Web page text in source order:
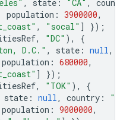
, state : "CA" , country
population : 3900000,
, "socal" ]
});
, "DC" ),
{
D.C." , state : null,
population : 680000,
]
});
, "TOK" ),
{
state : null, country :
population : 9000000,